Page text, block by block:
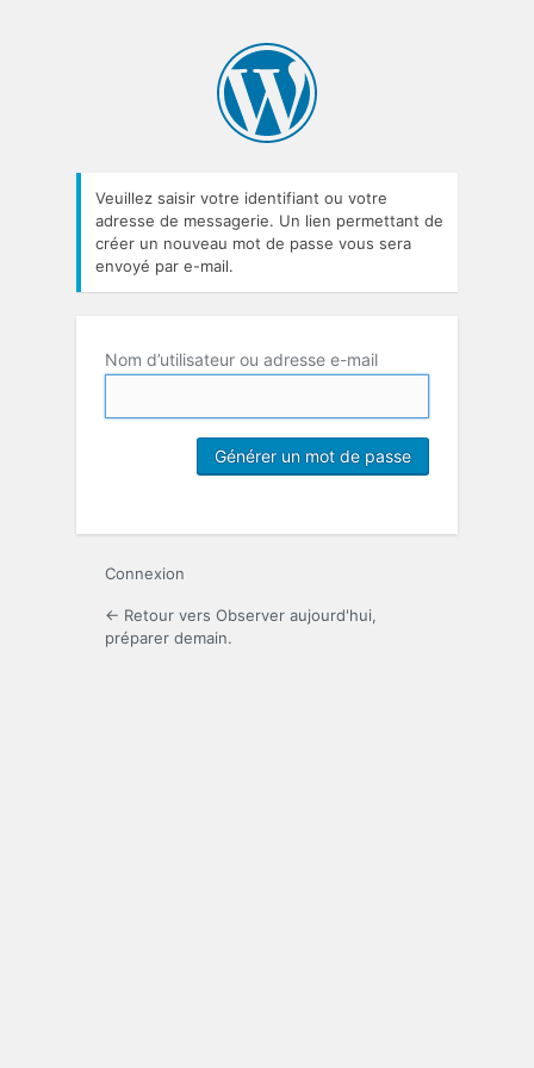
Veuillez saisir votre identifiant ou votre
adresse de messagerie. Un lien permettant de
créer un nouveau mot de passe vous sera
envoyé par e-mail.
Nom d’utilisateur ou adresse e-mail
Connexion
← Retour vers Observer aujourd'hui,
préparer demain.